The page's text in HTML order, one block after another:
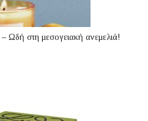
Ωδή στη μεσογειακή ανεμελιά!